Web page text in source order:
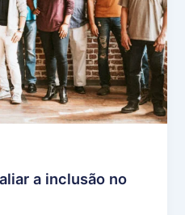
a inclusão no